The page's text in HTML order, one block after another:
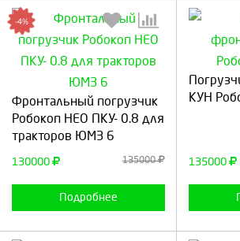
Фронтальный погрузчик
Робокоп НЕО ПКУ- 0.8 для
тракторов ЮМЗ 6
-4%
130000 135000
Подробнее
КУН
135000